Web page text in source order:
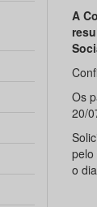
A
Os
20/
pelo
o